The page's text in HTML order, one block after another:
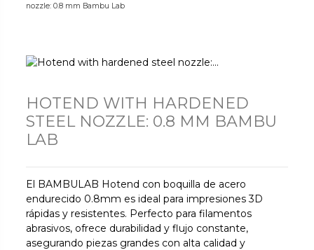
nozzle: 0.8 mm Bambu Lab
HOTEND WITH HARDENED
STEEL NOZZLE: 0.8 MM BAMBU
LAB
El BAMBULAB Hotend con boquilla de acero
endurecido 0.8mm es ideal para impresiones 3D
rápidas y resistentes. Perfecto para filamentos
abrasivos, ofrece durabilidad y flujo constante,
asegurando piezas grandes con alta calidad y